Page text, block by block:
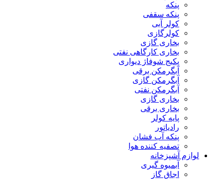
پنکه
پنکه سقفی
کولر آبی
کولرگازی
بخاری گازی
بخاری کارگاهی نفتی
پکیج شوفاژ دیواری
آبگرمکن برقی
آبگرمکن گازی
آبگرمکن نفتی
بخاری گازی
بخاری برقی
پایه کولر
رادیاتور
پنکه آب فشان
تصفیه کننده هوا
لوازم آشپزخانه
آبمیوه گیری
اجاق گاز